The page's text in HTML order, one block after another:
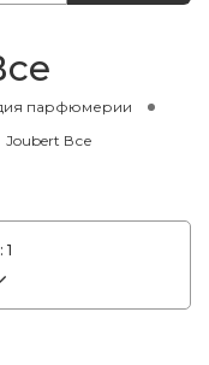
парфюмерии
Joubert Все
1